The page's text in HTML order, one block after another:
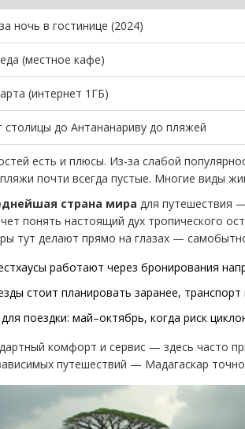
ночь в гостинице (2024)
(местное кафе)
(интернет 1ГБ)
столицы до Антананариву до пляжей
есть и плюсы. Из-за слабой
почти всегда пустые. Многие виды
страна мира для путешествия
понять настоящий дух тропического
тут делают прямо на глазах —
работают через бронирования
стоит планировать заранее, транспорт
поездки: май–октябрь, когда риск
комфорт и сервис — здесь часто
путешествий — Мадагаскар